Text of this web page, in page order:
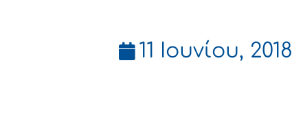
11 Ιουνίου, 2018